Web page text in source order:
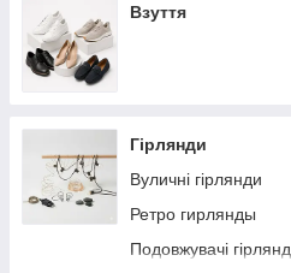
Взуття
Гірлянди
Вуличні гірлянди
Ретро гирлянды
Подовжувачі гірлянд